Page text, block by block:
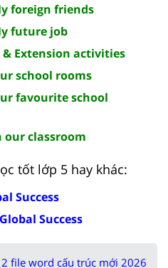
foreign friends
future job
& Extension activities
school rooms
favourite school
our classroom
tốt lớp 5 hay khác:
Success
Success
file word cấu trúc mới 2026